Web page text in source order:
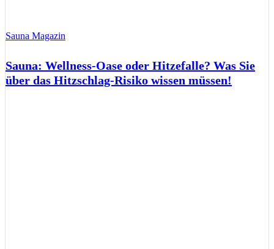
Sauna Magazin
Sauna: Wellness-Oase oder Hitzefalle? Was Sie
über das Hitzschlag-Risiko wissen müssen!